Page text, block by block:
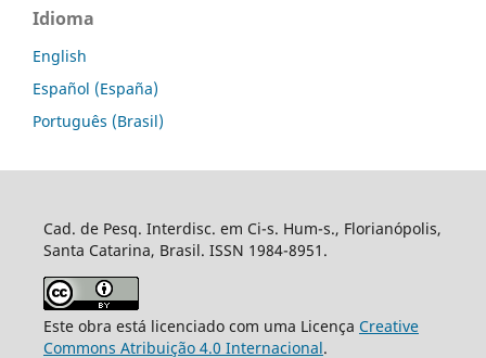
Idioma
English
Español (España)
Português (Brasil)
Cad. de Pesq. Interdisc. em Ci-s. Hum-s., Florianópolis,
Santa Catarina, Brasil. ISSN 1984-8951.
Este obra está licenciado com uma Licença Creative
Commons Atribuição 4.0 Internacional.